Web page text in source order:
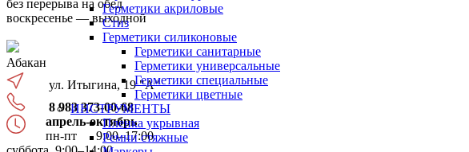
Герметики акриловые
Стиз
Герметики силиконовые
Герметики санитарные
Герметики универсальные
Герметики специальные
Герметики цветные
ИНСТРУМЕНТЫ
Пленка укрывная
Ремни стяжные
без перерыва на обед
воскресенье — выходной
Абакан
ул. Итыгина, 19 "А"
8 983 373-00-68
апрель-октябрь
пн-пт 9:00–17:00